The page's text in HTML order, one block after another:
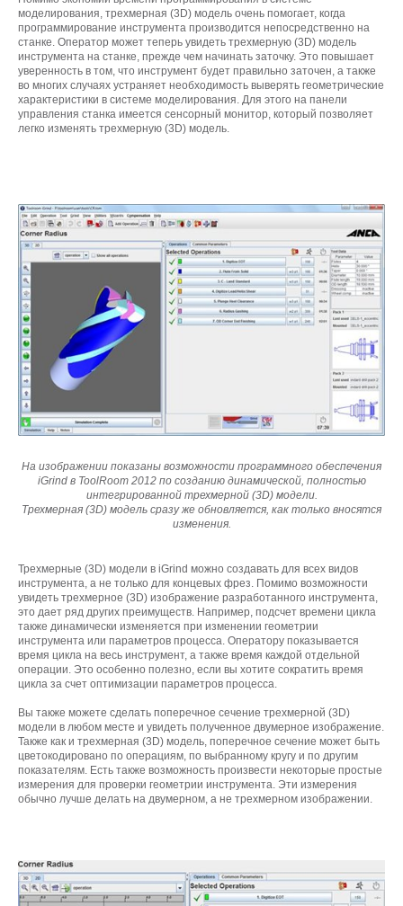
моделирования, трехмерная (3D) модель очень помогает, когда
программирование инструмента производится непосредственно на
станке. Оператор может теперь увидеть трехмерную (3D) модель
инструмента на станке, прежде чем начинать заточку. Это повышает
уверенность в том, что инструмент будет правильно заточен, а также
во многих случаях устраняет необходимость выверять геометрические
характеристики в системе моделирования. Для этого на панели
управления станка имеется сенсорный монитор, который позволяет
легко изменять трехмерную (3D) модель.
На изображении показаны возможности программного обеспечения
iGrind в ToolRoom 2012 по созданию динамической, полностью
интегрированной трехмерной (3D) модели.
Трехмерная (3D) модель сразу же обновляется, как только вносятся
изменения.
Трехмерные (3D) модели в iGrind можно создавать для всех видов
инструмента, а не только для концевых фрез. Помимо возможности
увидеть трехмерное (3D) изображение разработанного инструмента,
это дает ряд других преимуществ. Например, подсчет времени цикла
также динамически изменяется при изменении геометрии
инструмента или параметров процесса. Оператору показывается
время цикла на весь инструмент, а также время каждой отдельной
операции. Это особенно полезно, если вы хотите сократить время
цикла за счет оптимизации параметров процесса.
Вы также можете сделать поперечное сечение трехмерной (3D)
модели в любом месте и увидеть полученное двумерное изображение.
Также как и трехмерная (3D) модель, поперечное сечение может быть
цветокодировано по операциям, по выбранному кругу и по другим
показателям. Есть также возможность произвести некоторые простые
измерения для проверки геометрии инструмента. Эти измерения
обычно лучше делать на двумерном, а не трехмерном изображении.